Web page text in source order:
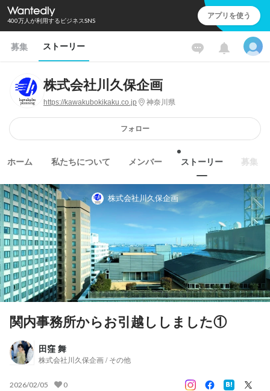
400万人が利用するビジネスSNS アプリを使う
募集 ストーリー
株式会社川久保企画
https://kawakubokikaku.co.jp 神奈川県
フォロー
ホーム 私たちについて メンバー ストーリー 募集
株式会社川久保企画
関内事務所からお引越ししました①
田窪 舞
株式会社川久保企画 / その他
2026/02/05 0